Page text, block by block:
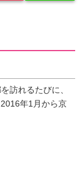
訪れるたびに、
年1月から京